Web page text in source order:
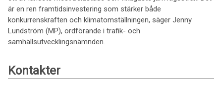
är en ren framtidsinvestering som stärker både
konkurrenskraften och klimatomställningen, säger Jenny
Lundström (MP), ordförande i trafik- och
samhällsutvecklingsnämnden.
Kontakter